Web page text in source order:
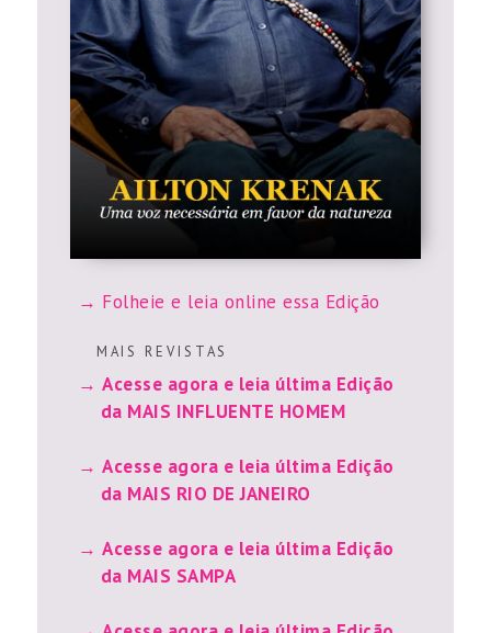
Folheie e leia online essa Edição
M A I S R E V I S T A S
Acesse agora e leia última Edição
da MAIS INFLUENTE HOMEM
Acesse agora e leia última Edição
da MAIS RIO DE JANEIRO
Acesse agora e leia última Edição
da MAIS SAMPA